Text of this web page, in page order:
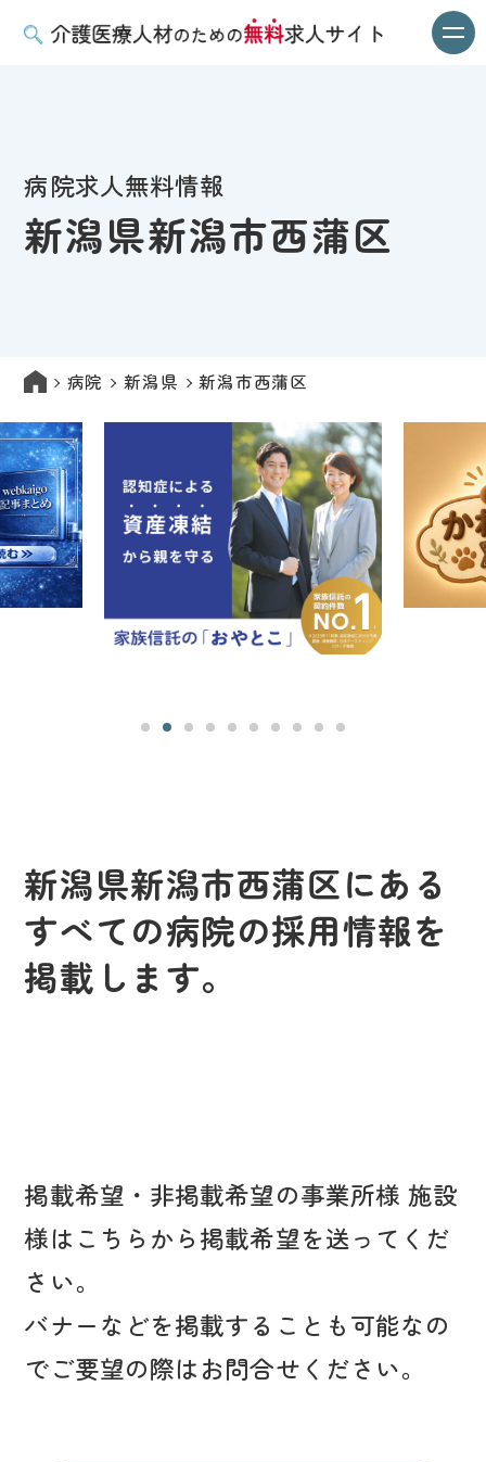
病院求人無料情報
新潟県新潟市西蒲区
病院 新潟県 新潟市西蒲区
新潟県新潟市西蒲区にある
すべての病院の採用情報を
掲載します。
掲載希望・非掲載希望の事業所様 施設
様はこちらから掲載希望を送ってくだ
さい。
バナーなどを掲載することも可能なの
でご要望の際はお問合せください。